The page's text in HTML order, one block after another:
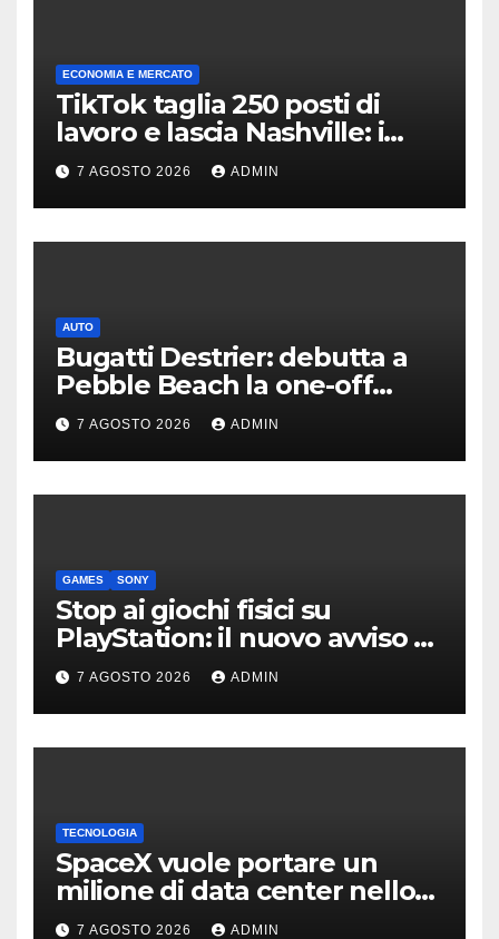
ECONOMIA E MERCATO
TikTok taglia 250 posti di
lavoro e lascia Nashville: i
motivi della scelta
7 AGOSTO 2026 ADMIN
AUTO
Bugatti Destrier: debutta a
Pebble Beach la one-off
derivata dalla Bolide
7 AGOSTO 2026 ADMIN
GAMES SONY
Stop ai giochi fisici su
PlayStation: il nuovo avviso di
Sony è l’ennesima conferma
7 AGOSTO 2026 ADMIN
TECNOLOGIA
SpaceX vuole portare un
milione di data center nello
spazio: Nvidia sarà il cervello
7 AGOSTO 2026 ADMIN